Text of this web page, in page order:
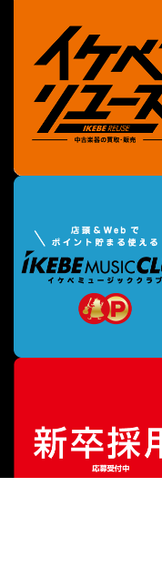
販売価格¥726,000